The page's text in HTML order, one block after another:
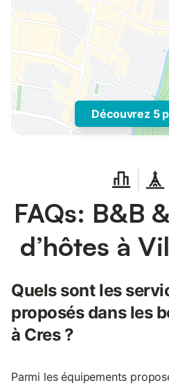
Découvrez 5
FAQs: B&B
d’hôtes à
Quels sont les
proposés dans les
à Cres ?
Parmi les équipements